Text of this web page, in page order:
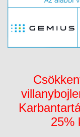
25%